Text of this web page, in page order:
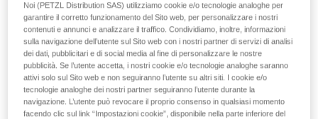
Test di certificazione dei cordini
ABSORBICA-I e Y
Noi (PETZL Distribution SAS) utilizziamo cookie e/o tecnologie analoghe per
garantire il corretto funzionamento del Sito web, per personalizzare i nostri
contenuti e annunci e analizzare il traffico. Condividiamo, inoltre, informazioni
sulla navigazione dell’utente sul Sito web con i nostri partner di servizi di analisi
dei dati, pubblicitari e di social media al fine di personalizzare le nostre
pubblicità. Se l’utente accetta, i nostri cookie e/o tecnologie analoghe saranno
attivi solo sul Sito web e non seguiranno l’utente su altri siti. I cookie e/o
tecnologie analoghe dei nostri partner seguiranno l’utente durante la
navigazione. L’utente può revocare il proprio consenso in qualsiasi momento
facendo clic sul link “Impostazioni cookie”, disponibile nella parte inferiore del